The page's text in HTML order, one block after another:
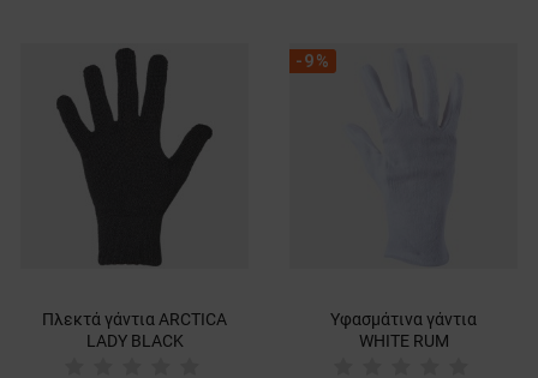
Πλεκτά γάντια ARCTICA
LADY BLACK
-9%
Υφασμάτινα γάντια
WHITE RUM